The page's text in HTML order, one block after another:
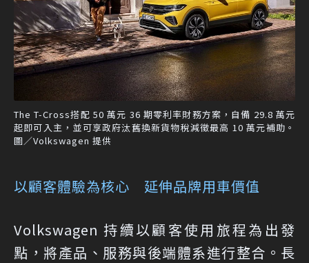
The T-Cross搭配 50 萬元 36 期零利率財務方案，自備 29.8 萬元
起即可入主，並可享政府汰舊換新貨物稅減徵最高 10 萬元補助。
圖／Volkswagen 提供
以顧客體驗為核心 延伸品牌用車價值
Volkswagen 持續以顧客使用旅程為出發
點，將產品、服務與後端體系進行整合。長